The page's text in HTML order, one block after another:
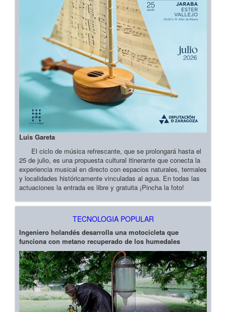
Luis Gareta
El ciclo de música refrescante, que se prolongará hasta el
25 de julio, es una propuesta cultural itinerante que conecta la
experiencia musical en directo con espacios naturales, termales
y localidades históricamente vinculadas al agua. En todas las
actuaciones la entrada es libre y gratuita ¡Pincha la foto!
TECNOLOGIA POPULAR
Ingeniero holandés desarrolla una motocicleta que
funciona con metano recuperado de los humedales